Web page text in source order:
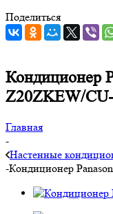
Поделиться
Кондиционер
Z20ZKEW/
Главная
-
Настенные
-Кондиционер